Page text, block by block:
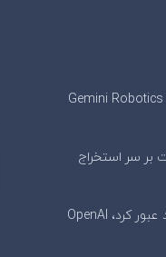
رونمایی گوگل از مدل اختصاصی رباتیک Gemini Robotics
بر سر استخراج
کاربران هفتگی ChatGPT از مرز ۱ میلیارد عبور کرد، OpenAI